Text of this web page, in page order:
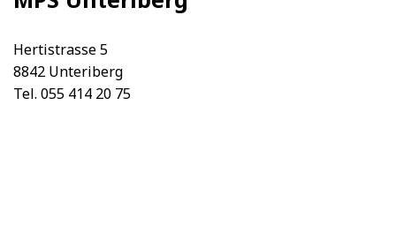
Hertistrasse 5
8842 Unteriberg
Tel. 055 414 20 75